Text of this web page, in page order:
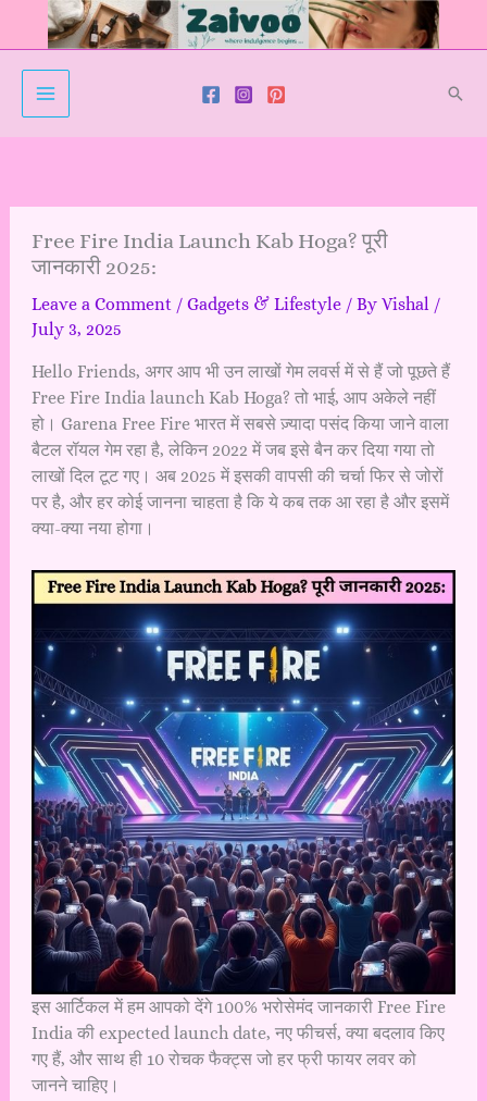
Free Fire India Launch Kab Hoga? पूरी
जानकारी 2025:
Leave a Comment / Gadgets & Lifestyle/ By Vishal /
July 3, 2025
Hello Friends, अगर आप भी उन लाखों गेम लवर्स में से हैं जो पूछते हैं
Free Fire India launch Kab Hoga? तो भाई, आप अकेले नहीं
हो। Garena Free Fire भारत में सबसे ज़्यादा पसंद किया जाने वाला
बैटल रॉयल गेम रहा है, लेकिन 2022 में जब इसे बैन कर दिया गया तो
लाखों दिल टूट गए। अब 2025 में इसकी वापसी की चर्चा फिर से जोरों
पर है, और हर कोई जानना चाहता है कि ये कब तक आ रहा है और इसमें
क्या-क्या नया होगा।
इस आर्टिकल में हम आपको देंगे 100% भरोसेमंद जानकारी Free Fire
India की expected launch date, नए फीचर्स, क्या बदलाव किए
गए हैं, और साथ ही 10 रोचक फैक्ट्स जो हर फ्री फायर लवर को
जानने चाहिए।